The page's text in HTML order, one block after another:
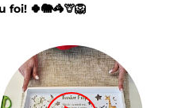
foi! 🍀🐘🦓🦒🦁